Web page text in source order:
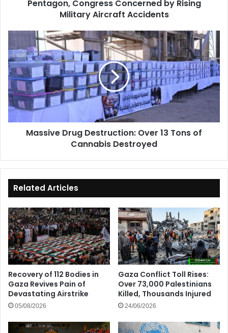
Pentagon, Congress Concerned by Rising
Military Aircraft Accidents
Massive
Drug
Destruction:
Over
13
Tons
of
Cannabis
Destroyed
Massive Drug Destruction: Over 13 Tons of
Cannabis Destroyed
Related Articles
Recovery of 112 Bodies in
Gaza Revives Pain of
Devastating Airstrike
05/08/2026
Gaza Conflict Toll Rises:
Over 73,000 Palestinians
Killed, Thousands Injured
24/06/2026